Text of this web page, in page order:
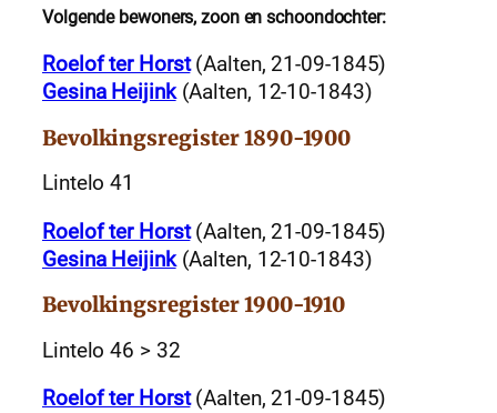
Volgende bewoners, zoon en schoondochter:
Roelof ter Horst(Aalten, 21-09-1845)
Gesina Heijink(Aalten, 12-10-1843)
Bevolkingsregister 1890-1900
Lintelo 41
Roelof ter Horst(Aalten, 21-09-1845)
Gesina Heijink(Aalten, 12-10-1843)
Bevolkingsregister 1900-1910
Lintelo 46 > 32
Roelof ter Horst(Aalten, 21-09-1845)